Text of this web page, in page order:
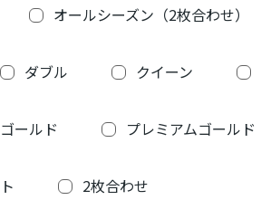
オールシーズン（2枚合わせ）
ダブル クイーン
ールド プレミアムゴールド
2枚合わせ